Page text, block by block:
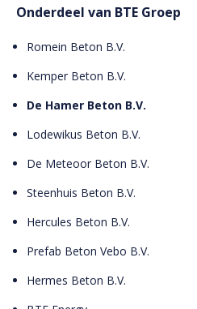
Onderdeel van BTE Groep
Romein Beton B.V.
Kemper Beton B.V.
De Hamer Beton B.V.
Lodewikus Beton B.V.
De Meteoor Beton B.V.
Steenhuis Beton B.V.
Hercules Beton B.V.
Prefab Beton Vebo B.V.
Hermes Beton B.V.